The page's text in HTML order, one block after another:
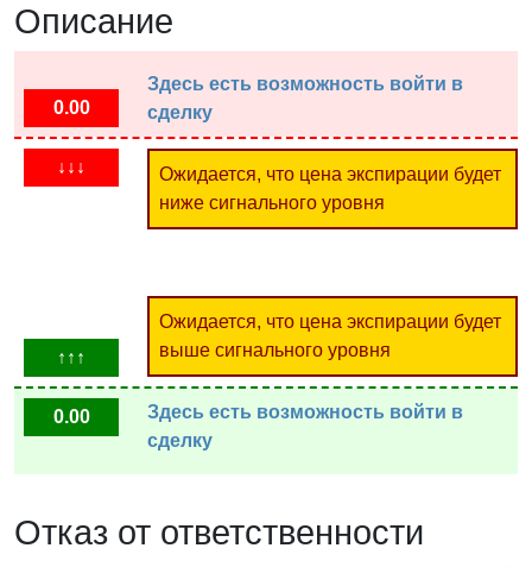
Описание
0.00
Здесь есть возможность войти в
сделку
↓↓↓
Ожидается, что цена экспирации будет
ниже сигнального уровня
↑↑↑
Ожидается, что цена экспирации будет
выше сигнального уровня
0.00
Здесь есть возможность войти в
сделку
Отказ от ответственности